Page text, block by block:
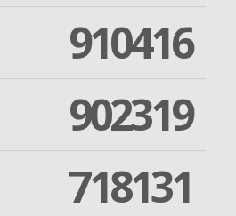
910416
902319
718131